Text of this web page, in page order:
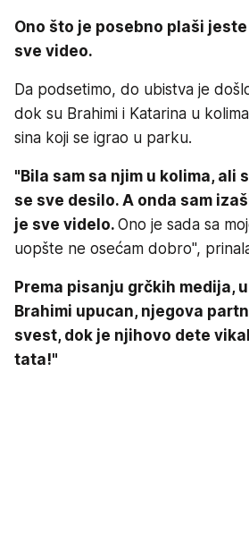
Ono što je posebno plaši
sve video.
Da podsetimo, do ubistva je
dok su Brahimi i Katarina u
sina koji se igrao u parku.
"Bila sam sa njim u kolima, ali
se sve desilo. A onda sam
je sve videlo. Ono je sada sa
uopšte ne osećam dobro",
Prema pisanju grčkih medija,
Brahimi upucan, njegova
svest, dok je njihovo dete
tata!"